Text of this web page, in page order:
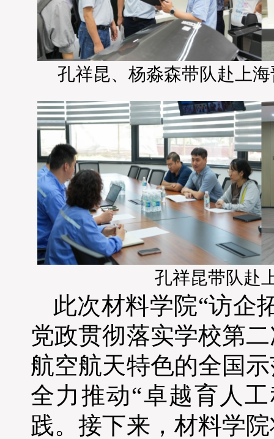
孔祥昆、杨淼森带队赴上
孔祥昆带队赴
此次材料学院“访企
党政贯彻落实学校第
航空航天特色的全国
全力推动“卓越育人
践。接下来，材料学